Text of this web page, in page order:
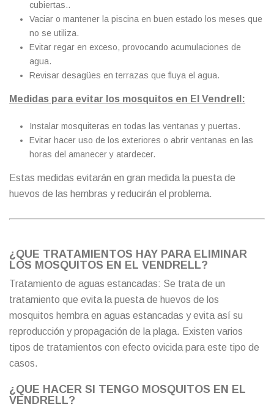
cubiertas..
Vaciar o mantener la piscina en buen estado los meses que
no se utiliza.
Evitar regar en exceso, provocando acumulaciones de
agua.
Revisar desagües en terrazas que fluya el agua.
Medidas para evitar los mosquitos en El Vendrell:
Instalar mosquiteras en todas las ventanas y puertas.
Evitar hacer uso de los exteriores o abrir ventanas en las
horas del amanecer y atardecer.
Estas medidas evitarán en gran medida la puesta de
huevos de las hembras y reducirán el problema.
¿QUE TRATAMIENTOS HAY PARA ELIMINAR
LOS MOSQUITOS EN EL VENDRELL?
Tratamiento de aguas estancadas: Se trata de un
tratamiento que evita la puesta de huevos de los
mosquitos hembra en aguas estancadas y evita así su
reproducción y propagación de la plaga. Existen varios
tipos de tratamientos con efecto ovicida para este tipo de
casos.
¿QUE HACER SI TENGO MOSQUITOS EN EL
VENDRELL?